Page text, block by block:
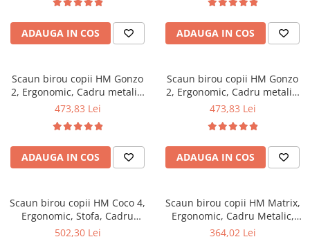
Multicolor
ADAUGA IN COS
brate, 90 Kg, Alb
ADAUGA IN COS
Scaun birou copii HM Gonzo
2, Ergonomic, Cadru metalic,
Tapitat cu piele ecologica,
brate, 90 Kg, Negru
473,83 Lei
ADAUGA IN COS
Scaun birou copii HM Gonzo
2, Ergonomic, Cadru metalic,
Tapitat cu piele ecologica,
brate, 90 Kg, Roz
473,83 Lei
ADAUGA IN COS
Scaun birou copii HM Coco 4,
Ergonomic, Stofa, Cadru
metalic, Inaltime ajustabila,
502,30 Lei
Scaun birou copii HM Matrix,
Ergonomic, Cadru Metalic,
Stofa/Piele ecologica, Inaltime
364,02 Lei